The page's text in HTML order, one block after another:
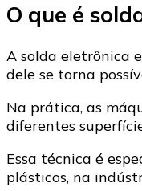
O que é
A solda eletrônica
dele se torna
Na prática, as
diferentes
Essa técnica é
plásticos, na